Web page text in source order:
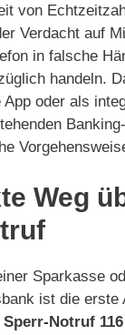
von
Verdacht auf
in falsche
handeln.
App oder als
Weg
Sparkasse
ist die erste
Sperr-Notruf 116